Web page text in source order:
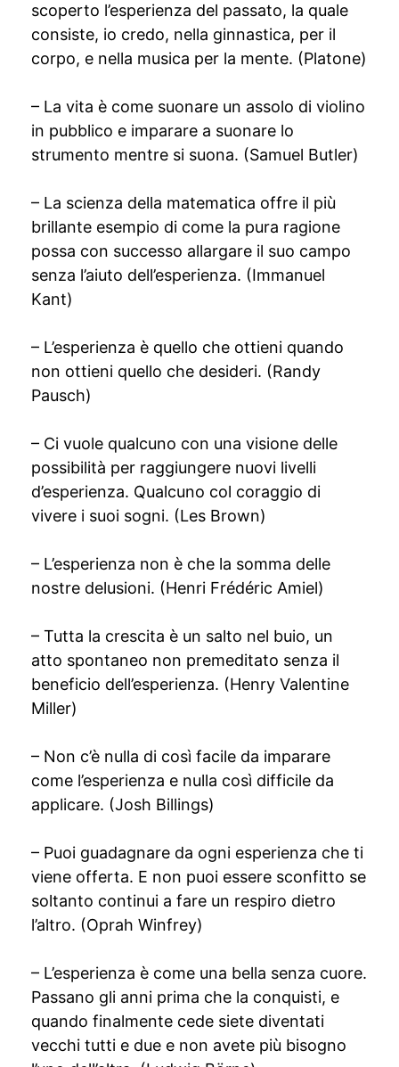
scoperto l’esperienza del passato, la quale
consiste, io credo, nella ginnastica, per il
corpo, e nella musica per la mente. (Platone)
– La vita è come suonare un assolo di violino
in pubblico e imparare a suonare lo
strumento mentre si suona. (Samuel Butler)
– La scienza della matematica offre il più
brillante esempio di come la pura ragione
possa con successo allargare il suo campo
senza l’aiuto dell’esperienza. (Immanuel
Kant)
– L’esperienza è quello che ottieni quando
non ottieni quello che desideri. (Randy
Pausch)
– Ci vuole qualcuno con una visione delle
possibilità per raggiungere nuovi livelli
d’esperienza. Qualcuno col coraggio di
vivere i suoi sogni. (Les Brown)
– L’esperienza non è che la somma delle
nostre delusioni. (Henri Frédéric Amiel)
– Tutta la crescita è un salto nel buio, un
atto spontaneo non premeditato senza il
beneficio dell’esperienza. (Henry Valentine
Miller)
– Non c’è nulla di così facile da imparare
come l’esperienza e nulla così difficile da
applicare. (Josh Billings)
– Puoi guadagnare da ogni esperienza che ti
viene offerta. E non puoi essere sconfitto se
soltanto continui a fare un respiro dietro
l’altro. (Oprah Winfrey)
– L’esperienza è come una bella senza cuore.
Passano gli anni prima che la conquisti, e
quando finalmente cede siete diventati
vecchi tutti e due e non avete più bisogno